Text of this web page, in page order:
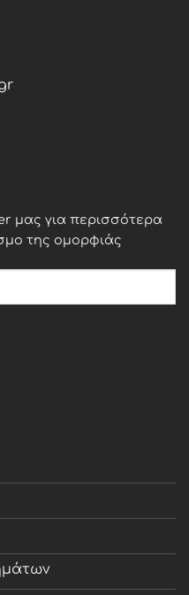
μας για περισσότερα
της ομορφιάς